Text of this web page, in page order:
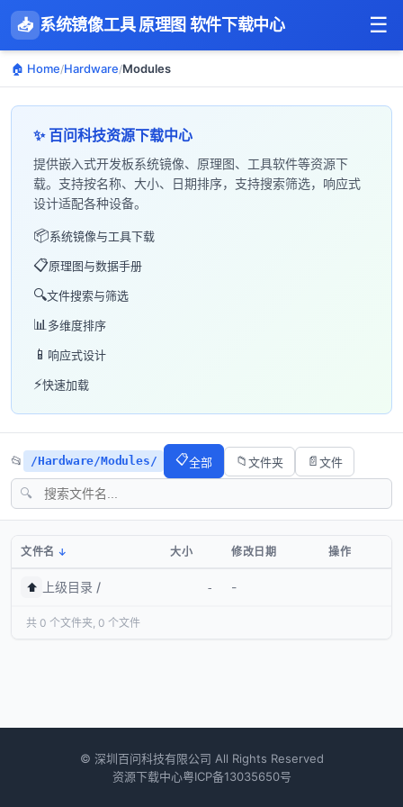
📥 系统镜像工具 原理图 软件下载中心 ☰
🏠 Home/Hardware/Modules
✨ 百问科技资源下载中心
提供嵌入式开发板系统镜像、原理图、工具软件等资源下
载。支持按名称、大小、日期排序，支持搜索筛选，响应式
设计适配各种设备。
📦系统镜像与工具下载
📋原理图与数据手册
🔍文件搜索与筛选
📊多维度排序
📱 响应式设计
⚡快速加载
📂 /Hardware/Modules/ 📋全部 📁文件夹 📄文件
🔍
文件名 大小 修改日期 操作
⬆️ 上级目录 / - -
共 0 个文件夹, 0 个文件
© 深圳百问科技有限公司 All Rights Reserved
资源下载中心粤ICP备13035650号